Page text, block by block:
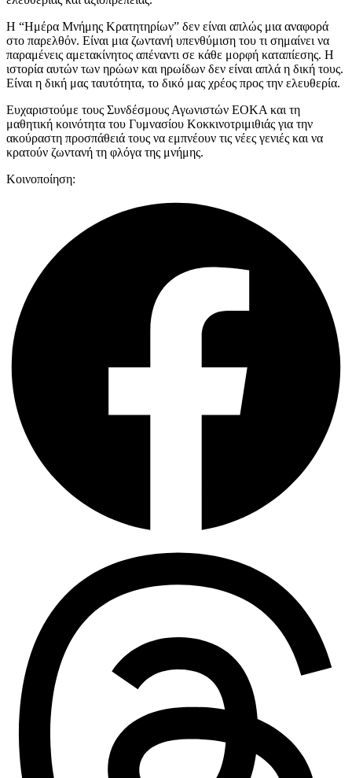
Η “Ημέρα Μνήμης Κρατητηρίων” δεν είναι απλώς μια αναφορά
στο παρελθόν. Είναι μια ζωντανή υπενθύμιση του τι σημαίνει να
παραμένεις αμετακίνητος απέναντι σε κάθε μορφή καταπίεσης. Η
ιστορία αυτών των ηρώων και ηρωίδων δεν είναι απλά η δική τους.
Είναι η δική μας ταυτότητα, το δικό μας χρέος προς την ελευθερία.
Ευχαριστούμε τους Συνδέσμους Αγωνιστών ΕΟΚΑ και τη
μαθητική κοινότητα του Γυμνασίου Κοκκινοτριμιθιάς για την
ακούραστη προσπάθειά τους να εμπνέουν τις νέες γενιές και να
κρατούν ζωντανή τη φλόγα της μνήμης.
Κοινοποίηση: